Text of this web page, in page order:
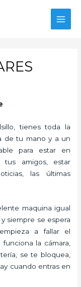
tienes toda la
de tu mano y a un
para estar en
amigos, estar
las últimas
maquina igual
siempre se espera
a fallar el
la cámara,
se te bloquea,
cuando entras en